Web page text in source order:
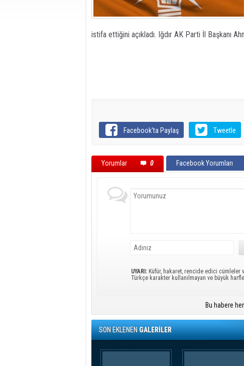
istifa ettiğini açıkladı. Iğdır AK Parti İl Başkanı
Facebook'ta Paylaş Tweetle
Yorumlar 0 Facebook Yorumları
UYARI: Küfür, hakaret, rencide edici cümleler
Türkçe karakter kullanılmayan ve büyük
Bu habere
SON EKLENENGALERİLER